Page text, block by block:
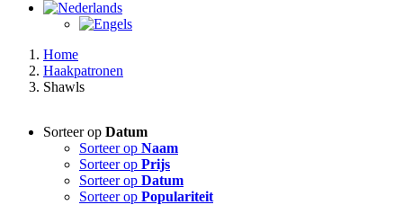
Home
Haakpatronen
Shawls
Sorteer op Datum
Sorteer op Naam
Sorteer op Prijs
Sorteer op Datum
Sorteer op Populariteit